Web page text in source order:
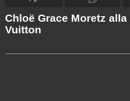
Chloë Grace Moretz
Vuitton